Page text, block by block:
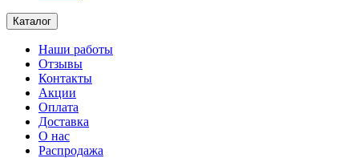
Каталог
Наши работы
Отзывы
Контакты
Акции
Оплата
Доставка
О нас
Распродажа